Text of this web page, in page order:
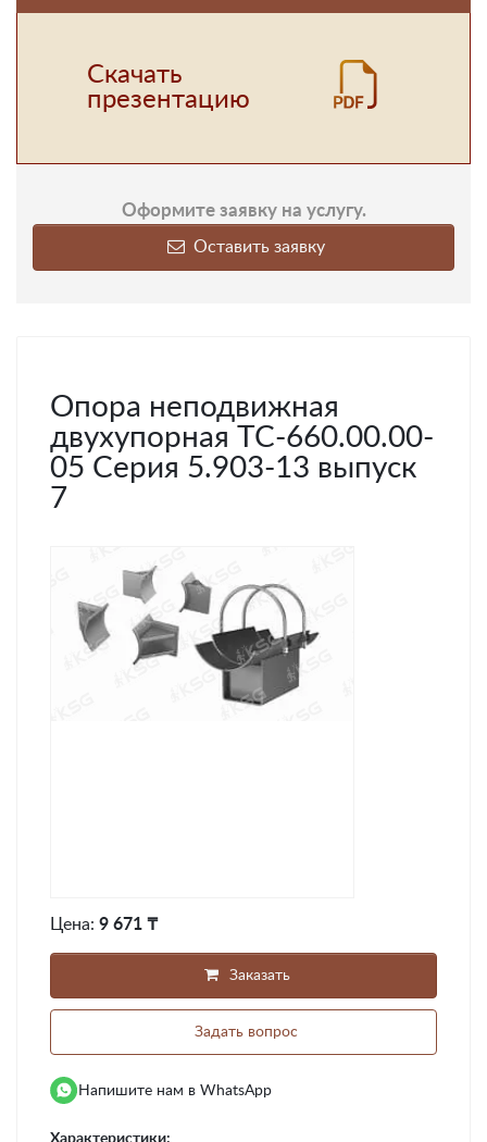
Скачать
презентацию
Оформите заявку на услугу.
Оставить заявку
Опора неподвижная
двухупорная ТС-660.00.00-
05 Серия 5.903-13 выпуск
7
Цена: 9 671 ₸
Заказать
Задать вопрос
Напишите нам в WhatsApp
Характеристики: